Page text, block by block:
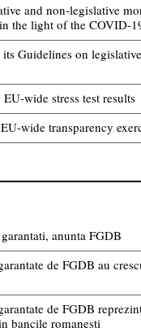
and non-legislative
the light of the COVID-
Guidelines on
wide stress test results
wide transparency
anunta FGDB
de FGDB au
de FGDB
bancile romanesti